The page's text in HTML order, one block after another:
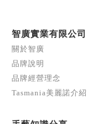
智廣實業有限公司
關於智廣
品牌說明
品牌經營理念
Tasmania美麗諾介紹